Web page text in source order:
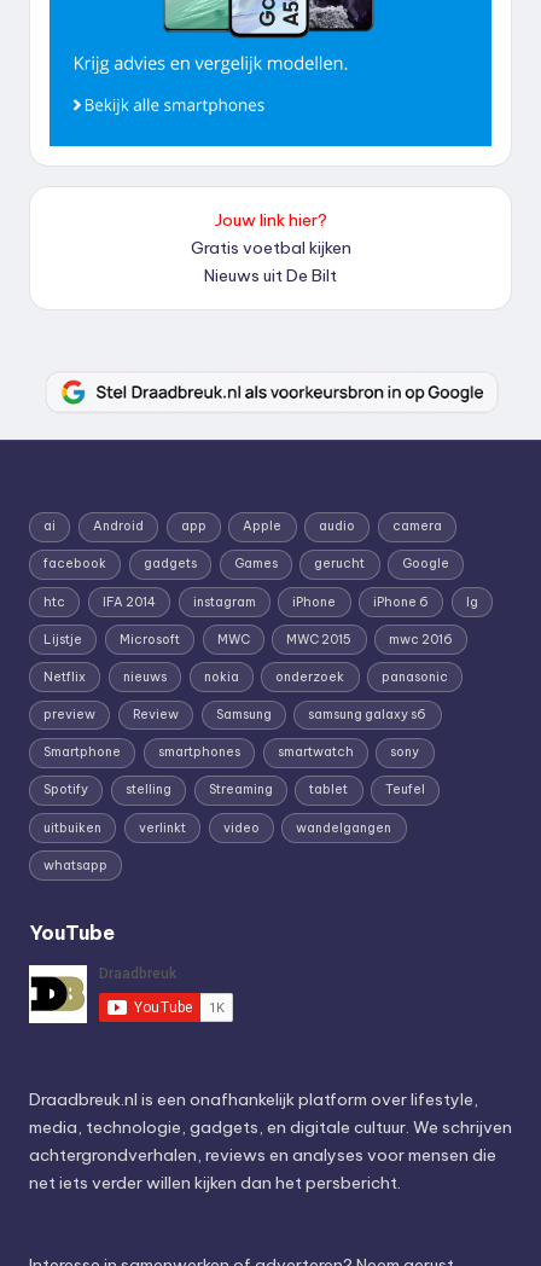
Jouw link hier?
Gratis voetbal kijken
Nieuws uit De Bilt
ai Android app Apple audio camera
facebook gadgets Games gerucht Google
htc IFA 2014 instagram iPhone iPhone 6 lg
Lijstje Microsoft MWC MWC 2015 mwc 2016
Netflix nieuws nokia onderzoek panasonic
preview Review Samsung samsung galaxy s6
Smartphone smartphones smartwatch sony
Spotify stelling Streaming tablet Teufel
uitbuiken verlinkt video wandelgangen
whatsapp
YouTube
Draadbreuk.nl is een onafhankelijk platform over lifestyle,
media, technologie, gadgets, en digitale cultuur. We schrijven
achtergrondverhalen, reviews en analyses voor mensen die
net iets verder willen kijken dan het persbericht.